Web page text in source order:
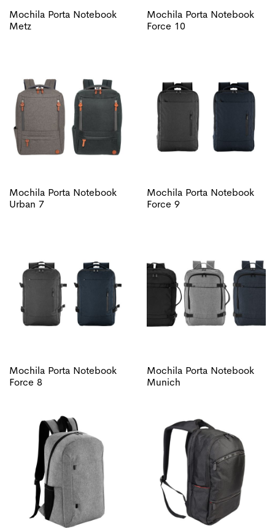
Mochila Porta Notebook
Metz
Mochila Porta Notebook
Force 10
Mochila Porta Notebook
Urban 7
Mochila Porta Notebook
Force 9
Mochila Porta Notebook
Force 8
Mochila Porta Notebook
Munich